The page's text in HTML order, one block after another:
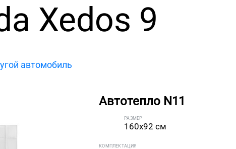
Xedos 9
автомобиль
Автотепло N11
РАЗМЕР
160x92 см
КОМПЛЕКТАЦИЯ